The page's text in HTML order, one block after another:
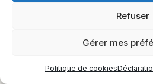
Refuser
Gérer mes
Politique de cookies